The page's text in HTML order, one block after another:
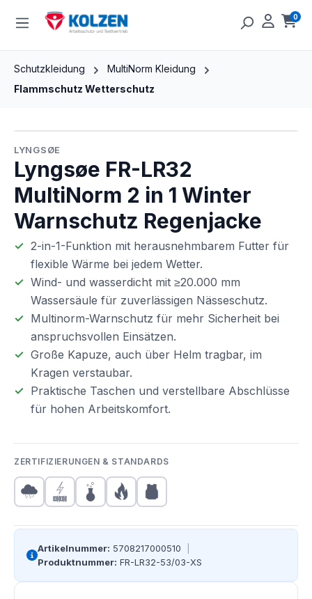
Zum Hauptinhalt springen 0
Schutzkleidung
MultiNorm Kleidung
Flammschutz Wetterschutz
LYNGSØE
Lyngsøe FR-LR32
MultiNorm 2 in 1 Winter
Warnschutz Regenjacke
2-in-1-Funktion mit herausnehmbarem Futter für
flexible Wärme bei jedem Wetter.
Wind- und wasserdicht mit ≥20.000 mm
Wassersäule für zuverlässigen Nässeschutz.
Multinorm-Warnschutz für mehr Sicherheit bei
anspruchsvollen Einsätzen.
Große Kapuze, auch über Helm tragbar, im
Kragen verstaubar.
Praktische Taschen und verstellbare Abschlüsse
für hohen Arbeitskomfort.
ZERTIFIZIERUNGEN & STANDARDS
Artikelnummer: 5708217000510
Produktnummer: FR-LR32-53/03-XS